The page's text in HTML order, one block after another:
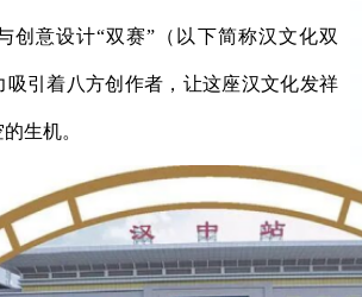
创意设计“双赛”（以下简称汉文化双
吸引着八方创作者，让这座汉文化发祥
生机。